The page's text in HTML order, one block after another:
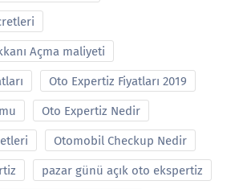
Açma maliyeti
Oto Expertiz Fiyatları 2019
Oto Expertiz Nedir
Otomobil Checkup Nedir
pazar günü açık oto ekspertiz